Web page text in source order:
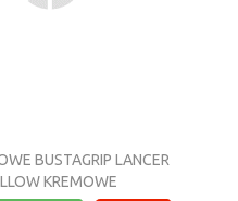
BUSTAGRIP LANCER
KREMOWE